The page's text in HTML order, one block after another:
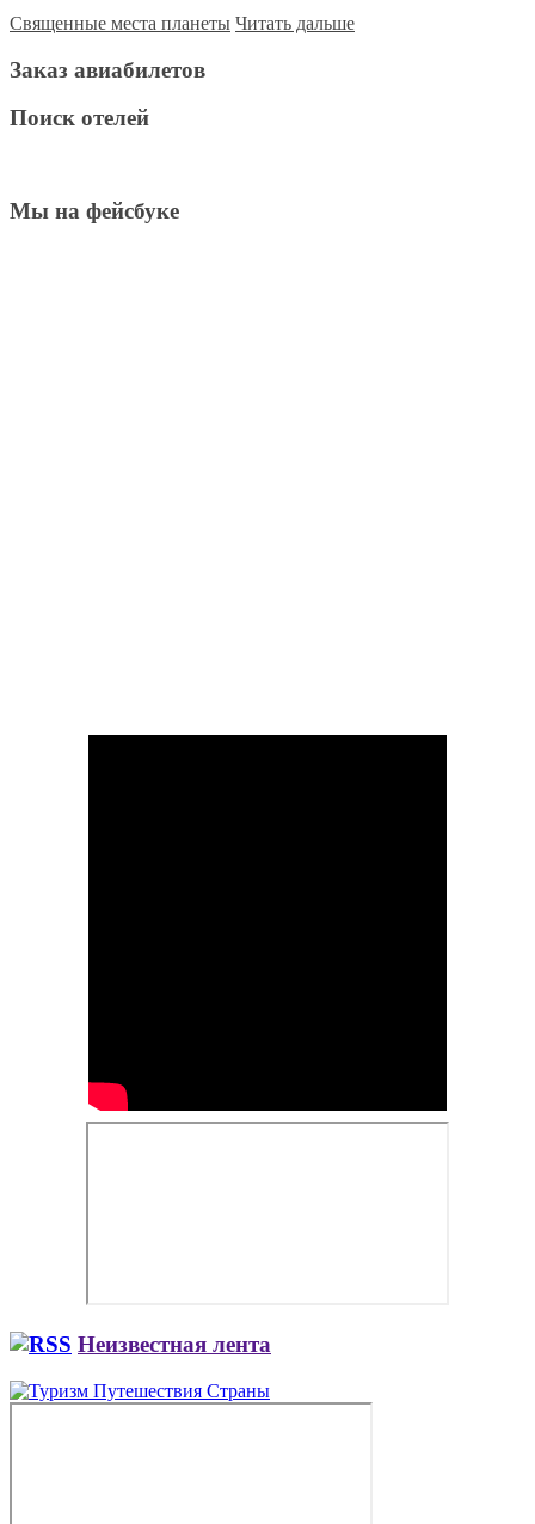
Священные места планеты Читать дальше
Заказ авиабилетов
Поиск отелей
Мы на фейсбуке
Неизвестная лента